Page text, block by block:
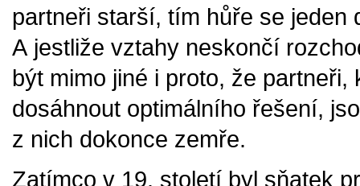
partneři starší, tím hůře se jeden
A jestliže vztahy neskončí
být mimo jiné i proto, že
dosáhnout optimálního řešení,
z nich dokonce zemře.
Zatímco v 19. století byl sňatek